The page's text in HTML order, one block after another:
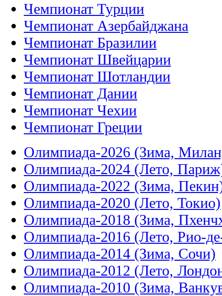
Чемпионат Турции
Чемпионат Азербайджана
Чемпионат Бразилии
Чемпионат Швейцарии
Чемпионат Шотландии
Чемпионат Дании
Чемпионат Чехии
Чемпионат Греции
Олимпиада-2026 (Зима,
Олимпиада-2024 (Лето,
Олимпиада-2022 (Зима,
Олимпиада-2020 (Лето, Токио)
Олимпиада-2018 (Зима,
Олимпиада-2016 (Лето, Рио-
Олимпиада-2014 (Зима, Сочи)
Олимпиада-2012 (Лето,
Олимпиада-2010 (Зима,